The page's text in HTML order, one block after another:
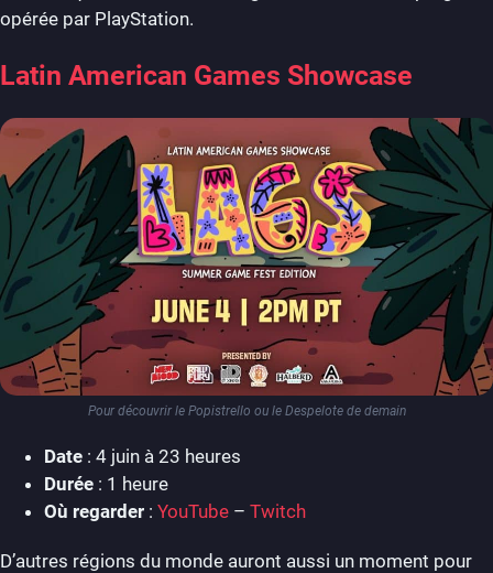
opérée par PlayStation.
Latin American Games Showcase
Pour découvrir le Popistrello ou le Despelote de demain
Date : 4 juin à 23 heures
Durée : 1 heure
Où regarder : YouTube – Twitch
D’autres régions du monde auront aussi un moment pour